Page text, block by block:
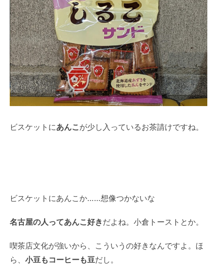
ビスケットにあんこが少し入っているお茶請けですね。
ビスケットにあんこか……想像つかないな
名古屋の人ってあんこ好きだよね。小倉トーストとか。
喫茶店文化が強いから、こういうの好きなんですよ。ほ
ら、 小豆もコーヒーも豆だし。